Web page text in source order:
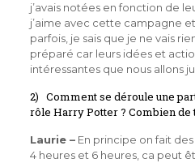
j’avais notées en fonction de
j’aime avec cette campagne
parfois, je sais que je ne vais
préparé car leurs idées et
intéressantes que nous allons
2) Comment se déroule une
rôle Harry Potter ? Combien de
Laurie –En principe on fait
4 heures et 6 heures, ca peut